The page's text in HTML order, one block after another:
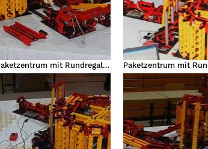
Paketzentrum mit Rundregallager